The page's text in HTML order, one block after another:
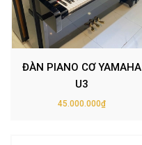
ĐÀN PIANO CƠ YAMAHA
U3
45.000.000₫